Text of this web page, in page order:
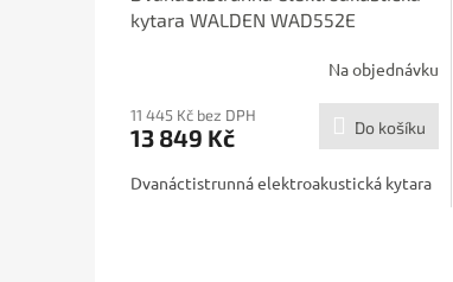
A
R
M
A
kytara WALDEN WAD552E
Na objednávku
11 445 Kč bez DPH
13 849 Kč Do košíku
Dvanáctistrunná elektroakustická kytara